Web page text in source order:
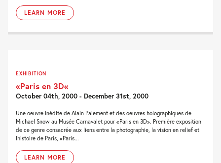
LEARN MORE
EXHIBITION
«Paris en 3D«
October 04th, 2000 - December 31st, 2000
Une oeuvre inédite de Alain Paiement et des oeuvres holographiques de
Michael Snow au Musée Carnavalet pour «Paris en 3D». Première exposition
de ce genre consacrée aux liens entre la photographie, la vision en relief et
lhistoire de Paris, «Paris...
LEARN MORE